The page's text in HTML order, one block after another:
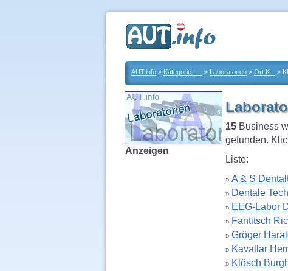
AUT.info > Kategorie L... > Laboratorien > Ort K... >
Anzeigen
15 Business
gefunden.
Liste:
» A & S
» Dentale
» EEG-Labor
» Fantitsch
» Gröger
» Kavallar
» Klösch